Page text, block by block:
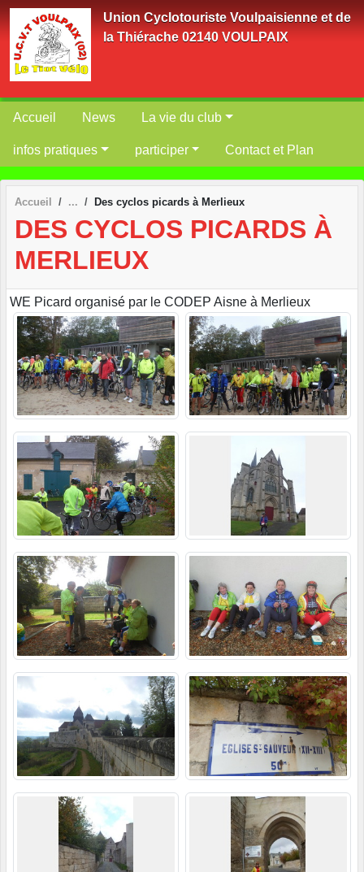
Union Cyclotouriste Voulpaisienne et de
la Thiérache 02140 VOULPAIX
Accueil News La vie du club
infos pratiques participer Contact et Plan
Accueil Des cyclos picards à Merlieux
DES CYCLOS PICARDS À
MERLIEUX
WE Picard organisé par le CODEP Aisne à Merlieux
Panneau de gestion des cookies